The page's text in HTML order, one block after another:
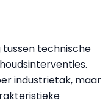
technische
industrietak, maar